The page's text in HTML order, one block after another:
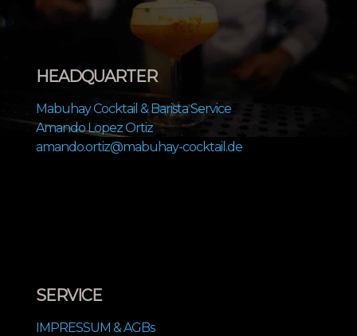
HEADQUARTER
Mabuhay Cocktail & Barista Service
Amando Lopez Ortiz
amando.ortiz@mabuhay-cocktail.de
SERVICE
IMPRESSUM & AGBs